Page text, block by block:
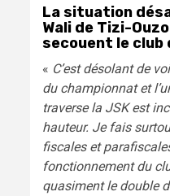
La situation
Wali de Tizi-
secouent le club
« C’est désolant de
du championnat et
traverse la JSK est
hauteur. Je fais
fiscales et
fonctionnement du
quasiment le double